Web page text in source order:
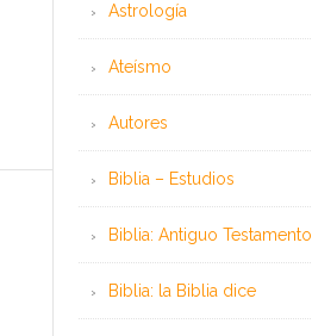
Astrología
Ateísmo
Autores
Biblia – Estudios
Biblia: Antiguo Testamento
Biblia: la Biblia dice